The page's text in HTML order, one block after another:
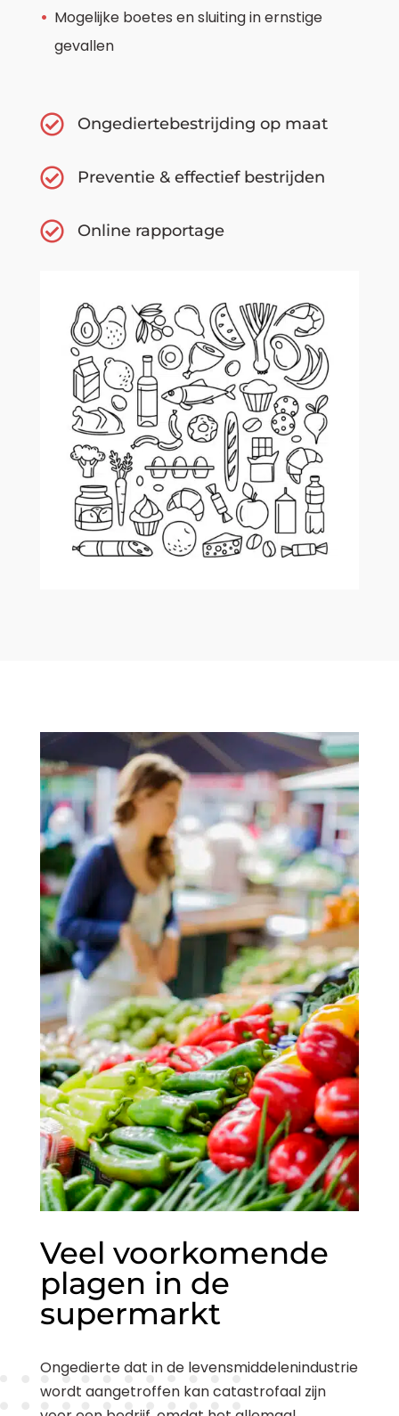
Mogelijke boetes en sluiting in ernstige
gevallen
Ongediertebestrijding op maat
Preventie & effectief bestrijden
Online rapportage
Veel voorkomende
plagen in de
supermarkt
Ongedierte dat in de levensmiddelenindustrie
wordt aangetroffen kan catastrofaal zijn